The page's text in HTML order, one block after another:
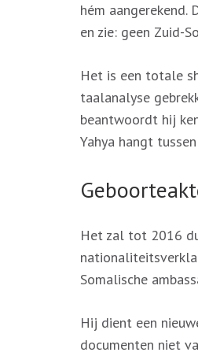
hém
en zie: geen Zuid-
Het is een totale
taalanalyse
beantwoordt hij
Yahya hangt
Het zal tot 2016
Somalische
Hij dient een
documenten niet